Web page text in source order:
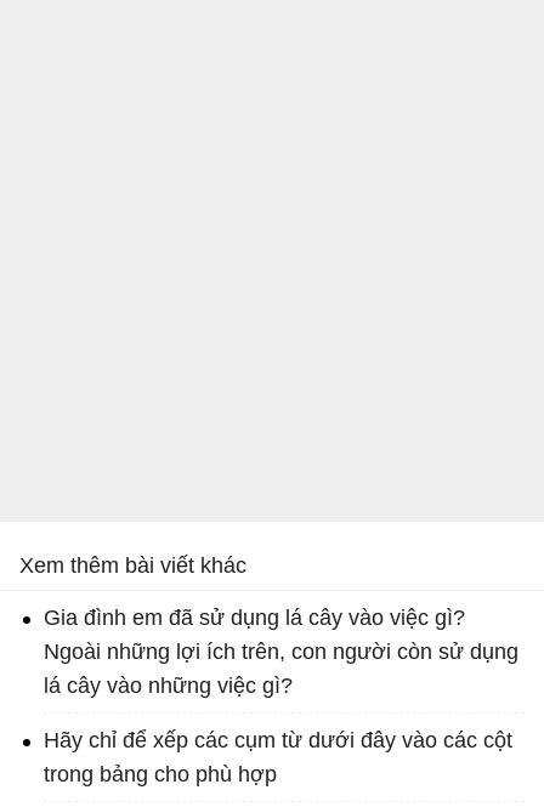
Xem thêm bài viết khác
Gia đình em đã sử dụng lá cây vào việc gì?
Ngoài những lợi ích trên, con người còn sử dụng
lá cây vào những việc gì?
Hãy chỉ để xếp các cụm từ dưới đây vào các cột
trong bảng cho phù hợp